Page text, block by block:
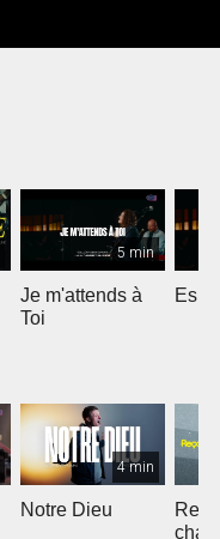
5 min
Je m'attends à
Toi
4 min
Notre Dieu
chant